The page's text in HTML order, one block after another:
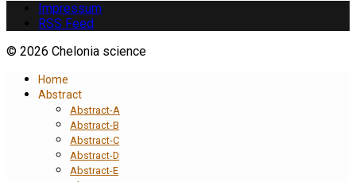
Impressum
RSS Feed
© 2026 Chelonia science
Home
Abstract
Abstract-A
Abstract-B
Abstract-C
Abstract-D
Abstract-E